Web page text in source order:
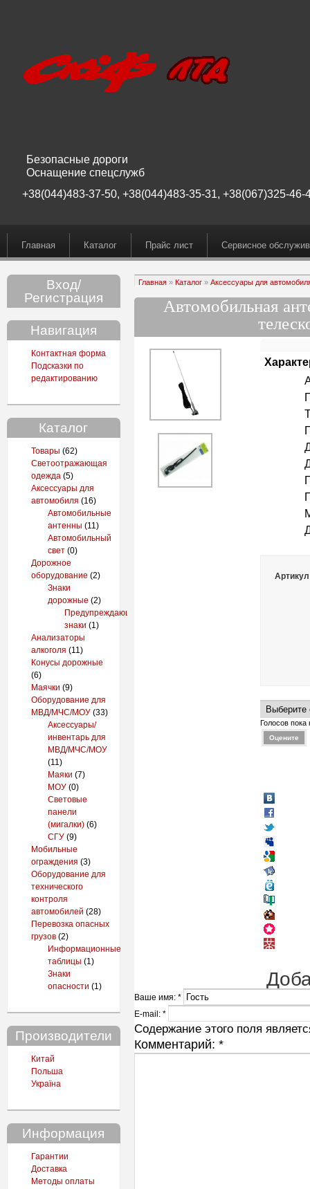
Безопасные дороги
Оснащение спецслужб
+38(044)483-37-50, +38(044)483-35-31, +38(067)325-46-
Главная Каталог Прайс лист Сервисное
Вход/
Регистрация
Навигация
Контактная форма
Подсказки по
редактированию
Каталог
Товары (62)
Светоотражающая
одежда (5)
Аксессуары для
автомобиля (16)
Автомобильные
антенны (11)
Автомобильный
свет (0)
Дорожное
оборудование (2)
Знаки
дорожные (2)
Предупреждающие
знаки (1)
Анализаторы
алкоголя (11)
Конусы дорожные
(6)
Маячки (9)
Оборудование для
МВД/МЧС/МОУ (33)
Аксессуары/
инвентарь для
МВД/МЧС/МОУ
(11)
Маяки (7)
МОУ (0)
Световые
панели
(мигалки) (6)
СГУ (9)
Мобильные
ограждения (3)
Оборудование для
технического
контроля
автомобилей (28)
Перевозка опасных
грузов (2)
Информационные
таблицы (1)
Знаки
опасности (1)
Производители
Китай
Польша
Україна
Информация
Гарантии
Доставка
Методы оплаты
Главная» Каталог» Аксессуары для
Автомобильная
Голосов пока
Ваше имя: *
E-mail: *
Содержание этого поля
Комментарий: *